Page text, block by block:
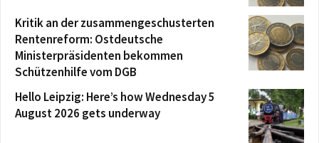
Kritik an der zusammengeschusterten
Rentenreform: Ostdeutsche
Ministerpräsidenten bekommen
Schützenhilfe vom DGB
Hello Leipzig: Here’s how Wednesday 5
August 2026 gets underway